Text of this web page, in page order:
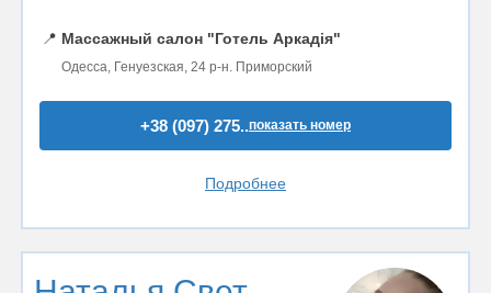
📍 Массажный салон "Готель Аркадія"
Одесса, Генуезская, 24 р-н. Приморский
+38 (097) 275..показать номер
Подробнее